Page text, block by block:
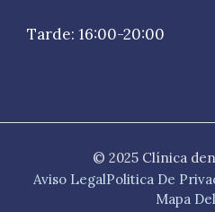
Tarde: 16:00-20:00
© 2025 Clínica
Aviso LegalPolitica De
Mapa